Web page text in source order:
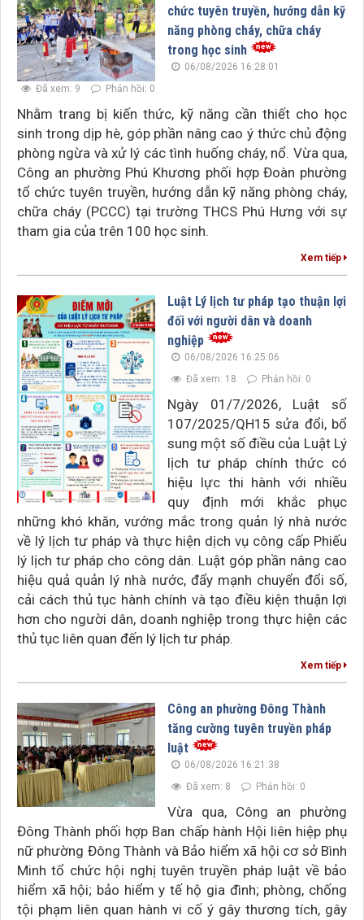
chức tuyên truyền, hướng dẫn kỹ
năng phòng cháy, chữa cháy
trong học sinh
06/08/2026 16:28:01
Đã xem: 9
Phản hồi: 0
Nhằm trang bị kiến thức, kỹ năng cần thiết cho học
sinh trong dịp hè, góp phần nâng cao ý thức chủ động
phòng ngừa và xử lý các tình huống cháy, nổ. Vừa qua,
Công an phường Phú Khương phối hợp Đoàn phường
tổ chức tuyên truyền, hướng dẫn kỹ năng phòng cháy,
chữa cháy (PCCC) tại trường THCS Phú Hưng với sự
tham gia của trên 100 học sinh.
Xem tiếp
Luật Lý lịch tư pháp tạo thuận lợi
đối với người dân và doanh
nghiệp
06/08/2026 16:25:06
Đã xem: 18
Phản hồi: 0
Ngày 01/7/2026, Luật số
107/2025/QH15 sửa đổi, bổ
sung một số điều của Luật Lý
lịch tư pháp chính thức có
hiệu lực thi hành với nhiều
quy định mới khắc phục
những khó khăn, vướng mắc trong quản lý nhà nước
về lý lịch tư pháp và thực hiện dịch vụ công cấp Phiếu
lý lịch tư pháp cho công dân. Luật góp phần nâng cao
hiệu quả quản lý nhà nước, đẩy mạnh chuyển đổi số,
cải cách thủ tục hành chính và tạo điều kiện thuận lợi
hơn cho người dân, doanh nghiệp trong thực hiện các
thủ tục liên quan đến lý lịch tư pháp.
Xem tiếp
Công an phường Đông Thành
tăng cường tuyên truyền pháp
luật
06/08/2026 16:21:38
Đã xem: 8
Phản hồi: 0
Vừa qua, Công an phường
Đông Thành phối hợp Ban chấp hành Hội liên hiệp phụ
nữ phường Đông Thành và Bảo hiểm xã hội cơ sở Bình
Minh tổ chức hội nghị tuyên truyền pháp luật về bảo
hiểm xã hội; bảo hiểm y tế hộ gia đình; phòng, chống
tội phạm liên quan hành vi cố ý gây thương tích, gây